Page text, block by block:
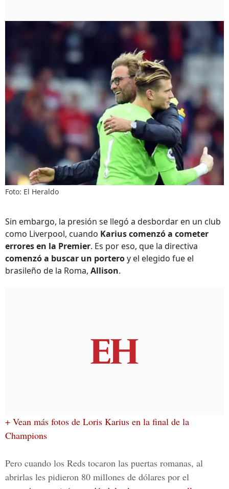
Foto: El Heraldo
Sin embargo, la presión se llegó a desbordar en un club
como Liverpool, cuando Karius comenzó a cometer
errores en la Premier. Es por eso, que la directiva
comenzó a buscar un porteroy el elegido fue el
brasileño de la Roma, Allison.
+ Vean más fotos de Loris Karius en la final de la
Champions
Pero cuando los Reds tocaron las puertas romanas, al
abrirlas les pidieron 80 millones de dólares por el